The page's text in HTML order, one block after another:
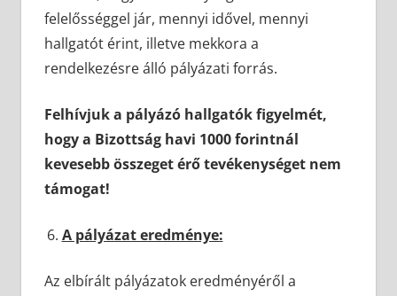
felelősséggel jár, mennyi idővel, mennyi
hallgatót érint, illetve mekkora a
rendelkezésre álló pályázati forrás.
Felhívjuk a pályázó hallgatók figyelmét,
hogy a Bizottság havi 1000 forintnál
kevesebb összeget érő tevékenységet nem
támogat!
A pályázat eredménye:
Az elbírált pályázatok eredményéről a